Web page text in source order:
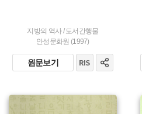
지방의 역사/도서간행물
안성문화원 (1997)
원문보기